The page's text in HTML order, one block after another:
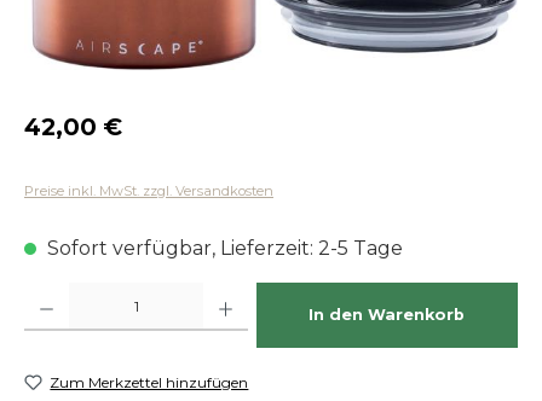
Regulärer Preis:
42,00 €
Preise inkl. MwSt. zzgl. Versandkosten
Sofort verfügbar, Lieferzeit: 2-5 Tage
In den Warenkorb
Zum Merkzettel hinzufügen